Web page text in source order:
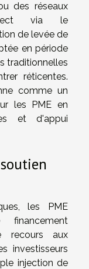
des réseaux
via le
de levée de
en période
traditionnelles
réticentes.
comme un
les PME en
et d'appui
les PME
recours aux
investisseurs
injection de